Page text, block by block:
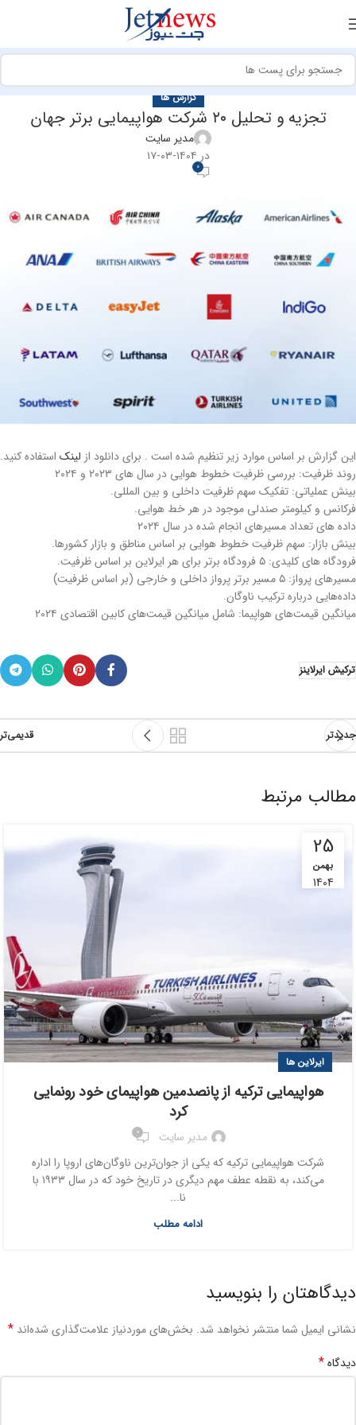
گزارش ها
تجزیه و تحلیل ۲۰ شرکت هواپیمایی برتر جهان
مدیر سایت
در ۱۴۰۴-۰۳-۱۷
0
این گزارش بر اساس موارد زیر تنظیم شده است . برای دانلود از لینک استفاده کنید.
روند ظرفیت: بررسی ظرفیت خطوط هوایی در سال های ۲۰۲۳ و ۲۰۲۴
بینش عملیاتی: تفکیک سهم ظرفیت داخلی و بین المللی.
فرکانس و کیلومتر صندلی موجود در هر خط هوایی.
داده های تعداد مسیرهای انجام شده در سال ۲۰۲۴
بینش بازار: سهم ظرفیت خطوط هوایی بر اساس مناطق و بازار کشورها.
فرودگاه های کلیدی: ۵ فرودگاه برتر برای هر ایرلاین بر اساس ظرفیت.
مسیرهای پرواز: ۵ مسیر برتر پرواز داخلی و خارجی (بر اساس ظرفیت)
داده‌هایی درباره ترکیب ناوگان.
میانگین قیمت‌های هواپیما: شامل میانگین قیمت‌های کابین اقتصادی ۲۰۲۴
ترکیش ایرلاینز
جدیدتر قدیمی‌تر
مطالب مرتبط
25
بهمن
1404
ایرلاین ها
هواپیمایی ترکیه از پانصدمین هواپیمای خود رونمایی
کرد
مدیر سایت 0
شرکت هواپیمایی ترکیه که یکی از جوان‌ترین ناوگان‌های اروپا را اداره
می‌کند، به نقطه عطف مهم دیگری در تاریخ خود که در سال ۱۹۳۳ با
نا...
ادامه مطلب
دیدگاهتان را بنویسید
نشانی ایمیل شما منتشر نخواهد شد. بخش‌های موردنیاز علامت‌گذاری شده‌اند *
دیدگاه*